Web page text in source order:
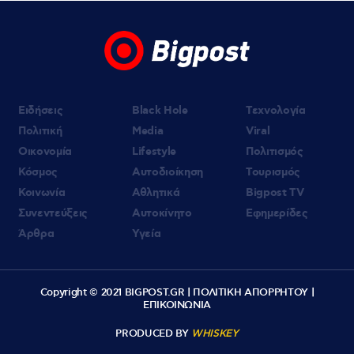
Ειδήσεις
Πολιτική
Οικονομία
Κόσμος
Κοινωνία
Συνεντεύξεις
Άρθρα
Black Hole
Media
Lifestyle
Αυτοδιοίκηση
Αθλητικά
Αυτοκίνητο
Υγεία
Τεχνολογία
Viral
Πολιτισμός
Τουρισμός
Bigpost TV
Εφημερίδες
Copyright © 2021 BIGPOST.GR | ΠΟΛΙΤΙΚΗ ΑΠΟΡΡΗΤΟΥ|
ΕΠΙΚΟΙΝΩΝΙΑ
PRODUCED BY WHISKEY